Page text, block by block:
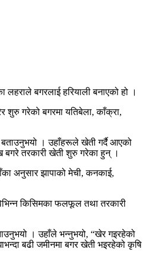
बगरलाई हरियाली बनाएको हो ।
शुरु गरेको बगरमा यतिबेला, काँक्रा,
बताउनुभयो । उहाँहरूले खेती गर्दै आएको
बगरे तरकारी खेती शुरु गरेका हुन् ।
अनुसार झापाको मेची, कनकाई,
किसिमका फलफूल तथा तरकारी
। उहाँले भन्नुभयो, “खेर गइरहेको
बढी जमीनमा बगर खेती भइरहेको कृषि